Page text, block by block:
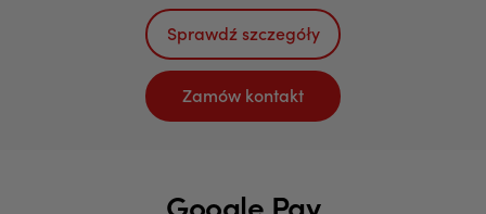
Sprawdź szczegóły
Zamów kontakt